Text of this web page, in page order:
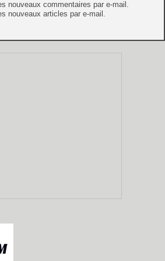
nouveaux commentaires par e-mail.
nouveaux articles par e-mail.